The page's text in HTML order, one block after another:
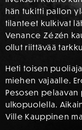
hän tukitti pallon
tilanteet kulkivat
Venance Zézén
ollut riittävää
Heti toisen
miehen vajaalle.
Pesosen
ulkopuolella.
Ville Kauppinen